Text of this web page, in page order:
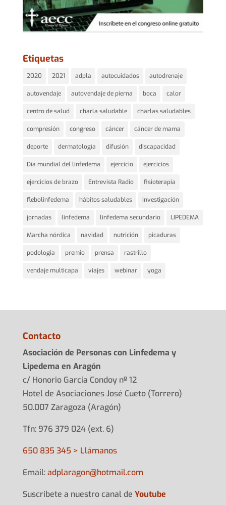
Etiquetas
2020 2021 adpla autocuidados autodrenaje
autovendaje autovendaje de pierna boca calor
centro de salud charla saludable charlas saludables
compresión congreso cáncer cáncer de mama
deporte dermatología difusión discapacidad
Día mundial del linfedema ejercicio ejercicios
ejercicios de brazo Entrevista Radio fisioterapia
flebolinfedema hábitos saludables investigación
jornadas linfedema linfedema secundario LIPEDEMA
Marcha nórdica navidad nutrición picaduras
podologia premio prensa rastrillo
vendaje multicapa viajes webinar yoga
Contacto
Asociación de Personas con Linfedema y
Lipedema en Aragón
c/ Honorio García Condoy nº 12
Hotel de Asociaciones José Cueto (Torrero)
50.007 Zaragoza (Aragón)
Tfn: 976 379 024 (ext. 6)
650 835 345 > Llámanos
Email:adplaragon@hotmail.com
Suscribete a nuestro canal de Youtube